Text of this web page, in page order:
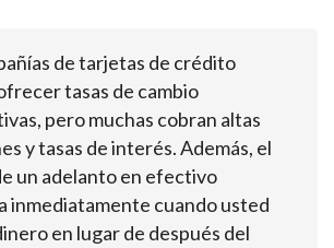
de tarjetas de crédito
tasas de cambio
pero muchas cobran altas
y tasas de interés. Además, el
un adelanto en efectivo
inmediatamente cuando usted
en lugar de después del